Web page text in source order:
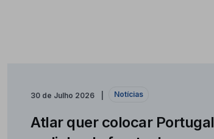
30 de Julho 2026 Notícias
Atlar quer colocar Portugal